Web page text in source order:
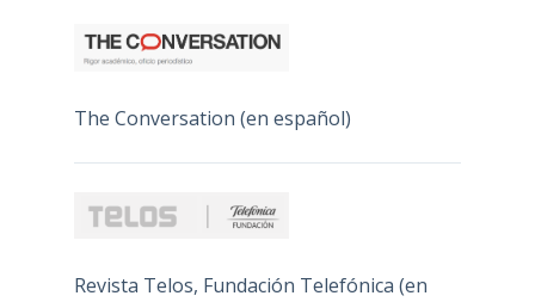
The Conversation (en español)
Revista Telos, Fundación Telefónica (en